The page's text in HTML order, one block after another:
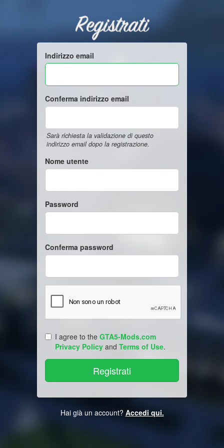
Registrati
Indirizzo email
Conferma indirizzo email
Sarà richiesta la validazione di questo
indirizzo email dopo la registrazione.
Nome utente
Password
Conferma password
I agree to the GTA5-Mods.com
Privacy Policy and Terms of Use.
Hai già un account? Accedi qui.